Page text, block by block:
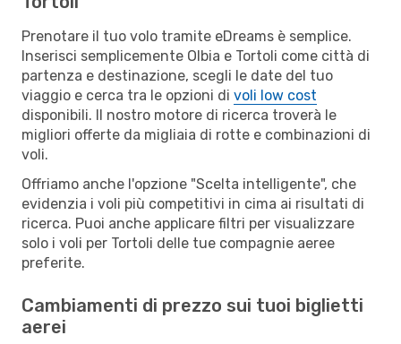
Prenotare il tuo volo tramite eDreams è semplice.
Inserisci semplicemente Olbia e Tortoli come città di
partenza e destinazione, scegli le date del tuo
viaggio e cerca tra le opzioni di voli low cost
disponibili. Il nostro motore di ricerca troverà le
migliori offerte da migliaia di rotte e combinazioni di
voli.
Offriamo anche l'opzione "Scelta intelligente", che
evidenzia i voli più competitivi in cima ai risultati di
ricerca. Puoi anche applicare filtri per visualizzare
solo i voli per Tortoli delle tue compagnie aeree
preferite.
Cambiamenti di prezzo sui tuoi biglietti
aerei